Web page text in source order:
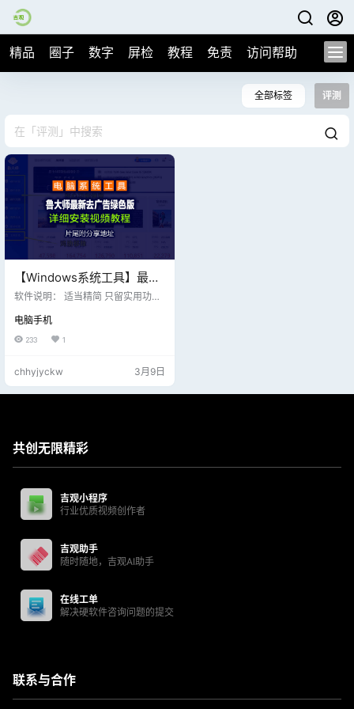
精品 圈子 数字 屏检 教程 免责 访问帮助
全部标签 评测
【Windows系统工具】最新
分享鲁大师
剔除所有的广告设置
软件说明： 适当精简 只留实用功能
用，删除文件夹即可，貌似这个AI跑
分功能还比较有用
电脑手机
233 1
chhyjyckw 3月9日
共创无限精彩
吉观小程序
行业优质视频创作者
吉观助手
随时随地，吉观AI助手
在线工单
解决硬软件咨询问题的提交
联系与合作